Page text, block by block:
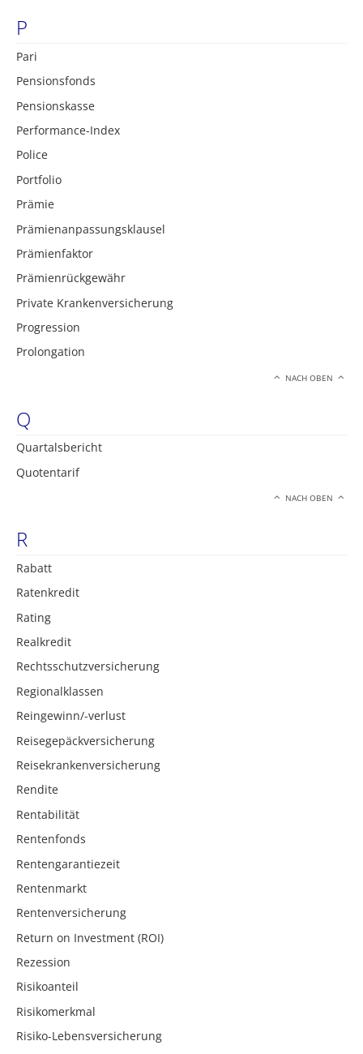
P
Pari
Pensionsfonds
Pensionskasse
Performance-Index
Police
Portfolio
Prämie
Prämienanpassungsklausel
Prämienfaktor
Prämienrückgewähr
Private Krankenversicherung
Progression
Prolongation
NACH OBEN
Q
Quartalsbericht
Quotentarif
NACH OBEN
R
Rabatt
Ratenkredit
Rating
Realkredit
Rechtsschutzversicherung
Regionalklassen
Reingewinn/-verlust
Reisegepäckversicherung
Reisekrankenversicherung
Rendite
Rentabilität
Rentenfonds
Rentengarantiezeit
Rentenmarkt
Rentenversicherung
Return on Investment (ROI)
Rezession
Risikoanteil
Risikomerkmal
Risiko-Lebensversicherung